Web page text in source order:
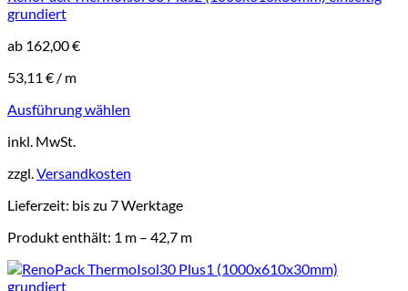
grundiert
ab 162,00€
53,11 € / m
Ausführung wählen
Produkt
mehrere
auf.
Die
Optionen
können
auf
inkl. MwSt.
zzgl.Versandkosten
Lieferzeit: bis zu 7 Werktage
Produkt enthält: 1 m – 42,7 m